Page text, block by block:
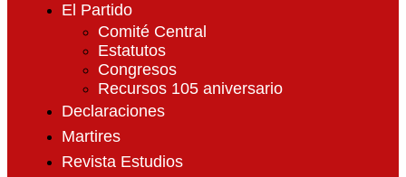
El Partido
Comité Central
Estatutos
Congresos
Recursos 105 aniversario
Declaraciones
Martires
Revista Estudios